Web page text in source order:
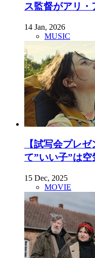
ス監督がアリ
14 Jan, 2026
MUSIC
【試写会プレ
て”いい子”は
15 Dec, 2025
MOVIE